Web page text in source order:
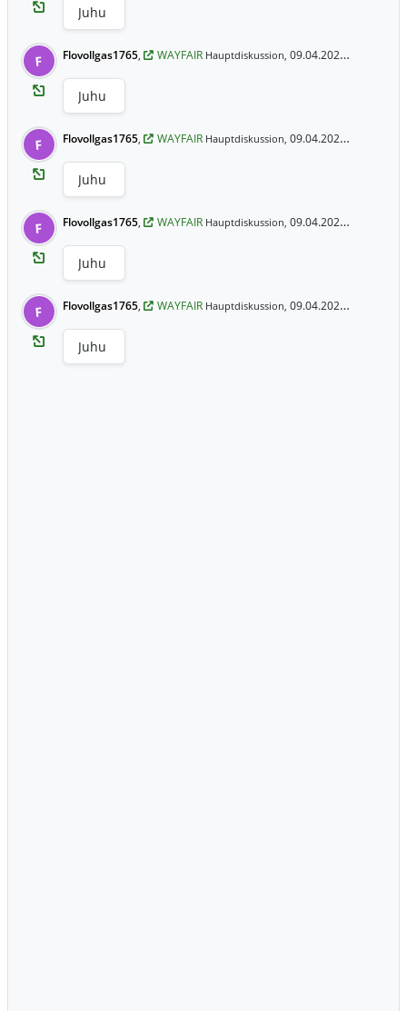
Juhu
F Flovollgas1765, WAYFAIR Hauptdiskussion, 09.04.2025 19:44 Uhr
Juhu
F Flovollgas1765, WAYFAIR Hauptdiskussion, 09.04.2025 19:44 Uhr
Juhu
F Flovollgas1765, WAYFAIR Hauptdiskussion, 09.04.2025 19:44 Uhr
Juhu
F Flovollgas1765, WAYFAIR Hauptdiskussion, 09.04.2025 19:44 Uhr
Juhu